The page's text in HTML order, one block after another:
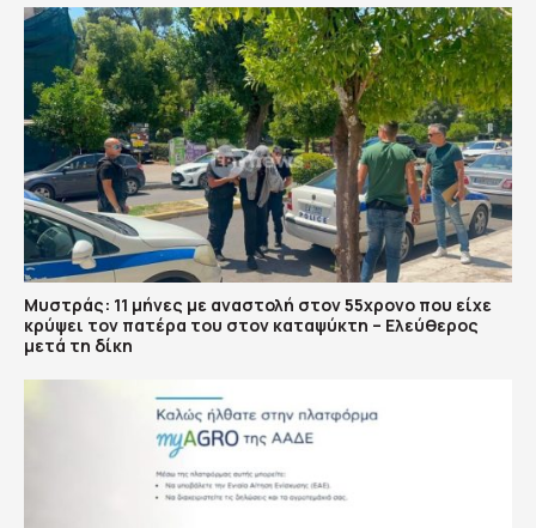
Μυστράς: 11 μήνες με αναστολή στον 55χρονο που είχε
κρύψει τον πατέρα του στον καταψύκτη – Ελεύθερος
μετά τη δίκη